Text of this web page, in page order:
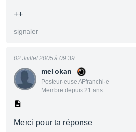
++
signaler
meliokan
Posteur·euse AFfranchi·e
Membre depuis 21 ans
02 Juillet 2005 à 09:39
Merci pour ta réponse